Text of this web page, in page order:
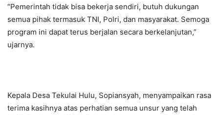
“Pemerintah tidak bisa bekerja sendiri, butuh dukungan
semua pihak termasuk TNI, Polri, dan masyarakat. Semoga
program ini dapat terus berjalan secara berkelanjutan,”
ujarnya.
Kepala Desa Tekulai Hulu, Sopiansyah, menyampaikan rasa
terima kasihnya atas perhatian semua unsur yang telah